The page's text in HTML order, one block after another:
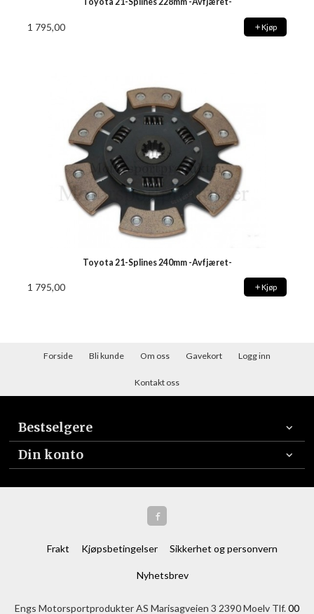
1 795,00 Kjøp
Toyota 21-Splines 240mm -Avfjæret-
1 795,00 Kjøp
Forside Bli kunde Om oss Gavekort Logg inn
Kontakt oss
Bestselgere
Din konto
Frakt Kjøpsbetingelser Sikkerhet og personvern
Nyhetsbrev
Engs Motorsportprodukter AS Marisagveien 3 2390 Moelv Tlf.00